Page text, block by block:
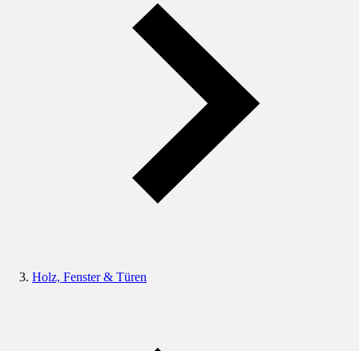
Holz, Fenster & Türen